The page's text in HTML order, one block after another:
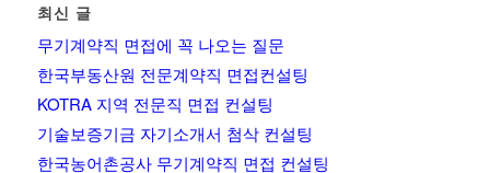
최신 글
무기계약직 면접에 꼭 나오는 질문
한국부동산원 전문계약직 면접컨설팅
KOTRA 지역 전문직 면접 컨설팅
기술보증기금 자기소개서 첨삭 컨설팅
한국농어촌공사 무기계약직 면접 컨설팅